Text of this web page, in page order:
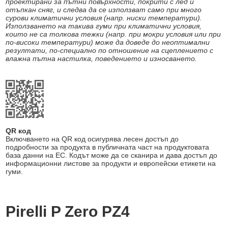
проектирани за пътни повърхности, покрити с лед и
отъпкан сняг, и следва да се използват само при много
сурови климатични условия (напр. ниски температури).
Използването на такива гуми при климатични условия,
които не са толкова тежки (напр. при мокри условия или при
по-високи температури) може да доведе до неоптимални
резултати, по-специално по отношение на сцеплението с
влажна пътна настилка, поведението и износването.
QR код
Включването на QR код осигурява лесен достъп до
подробности за продукта в публичната част на продуктовата
база данни на ЕС. Кодът може да се сканира и дава достъп до
информационни листове за продукти и европейски етикети на
гуми.
Pirelli P Zero PZ4